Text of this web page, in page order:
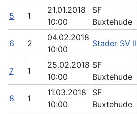
5 1
21.01.2018
10:00
SF
Buxtehude
6 2
04.02.2018
10:00
Stader SV II
7 1
25.02.2018
10:00
SF
Buxtehude
8 1
11.03.2018
10:00
SF
Buxtehude